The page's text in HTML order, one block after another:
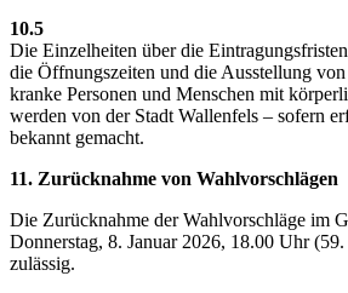
10.5
Die Einzelheiten über die
die Öffnungszeiten und die Ausstellung
kranke Personen und Menschen mit
werden von der Stadt Wallenfels – sofern
bekannt gemacht.
11. Zurücknahme von Wahlvorschlägen
Die Zurücknahme der Wahlvorschläge im
Donnerstag, 8. Januar 2026, 18.00 Uhr
zulässig.